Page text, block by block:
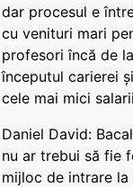
dar procesul e
cu venituri mari
profesori încă de la
începutul carierei
cele mai mici salarii
Daniel David:
nu ar trebui să fie
mijloc de intrare la